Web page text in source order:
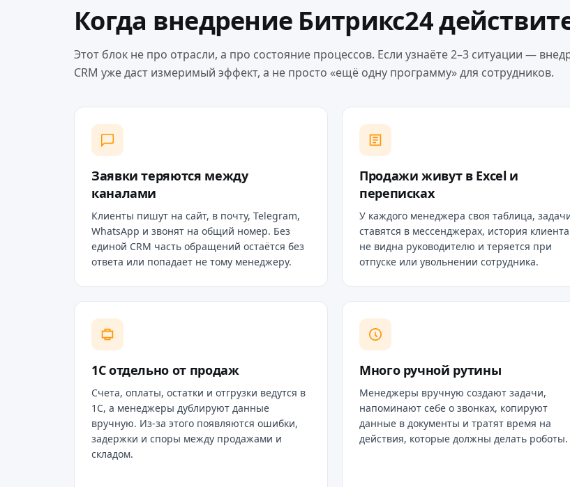
Когда внедрение Битрикс24
Этот блок не про отрасли, а про состояние процессов. Если узнаёте 2–3 ситуации —
CRM уже даст измеримый эффект, а не просто «ещё одну программу» для сотрудников.
Заявки теряются между
каналами
Клиенты пишут на сайт, в почту, Telegram,
WhatsApp и звонят на общий номер. Без
единой CRM часть обращений остаётся без
ответа или попадает не тому менеджеру.
Продажи живут в Excel и
переписках
У каждого менеджера своя таблица,
ставятся в мессенджерах, история клиента
не видна руководителю и теряется при
отпуске или увольнении сотрудника.
1С отдельно от продаж
Счета, оплаты, остатки и отгрузки ведутся в
1С, а менеджеры дублируют данные
вручную. Из-за этого появляются ошибки,
задержки и споры между продажами и
складом.
Много ручной рутины
Менеджеры вручную создают задачи,
напоминают себе о звонках, копируют
данные в документы и тратят время на
действия, которые должны делать роботы.